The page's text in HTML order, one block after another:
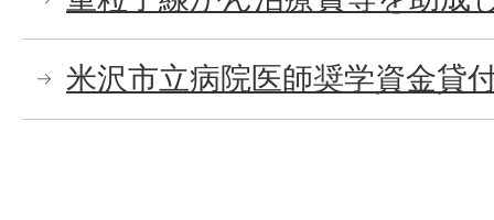
米沢市立病院医師奨学資金貸